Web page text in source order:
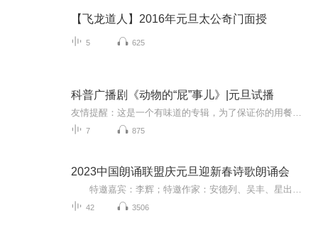
【飞龙道人】2016年元旦太公奇门面授
5 625
科普广播剧《动物的“屁”事儿》|元旦试播
7 875
2023中国朗诵联盟庆元旦迎新春诗歌朗诵会
42 3506